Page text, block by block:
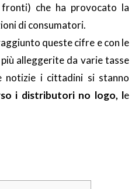
che ha provocato la
di consumatori.
queste cifre e con le
alleggerite da varie tasse
notizie i cittadini si stanno
i distributori no logo, le